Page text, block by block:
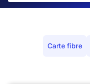
Carte fibre